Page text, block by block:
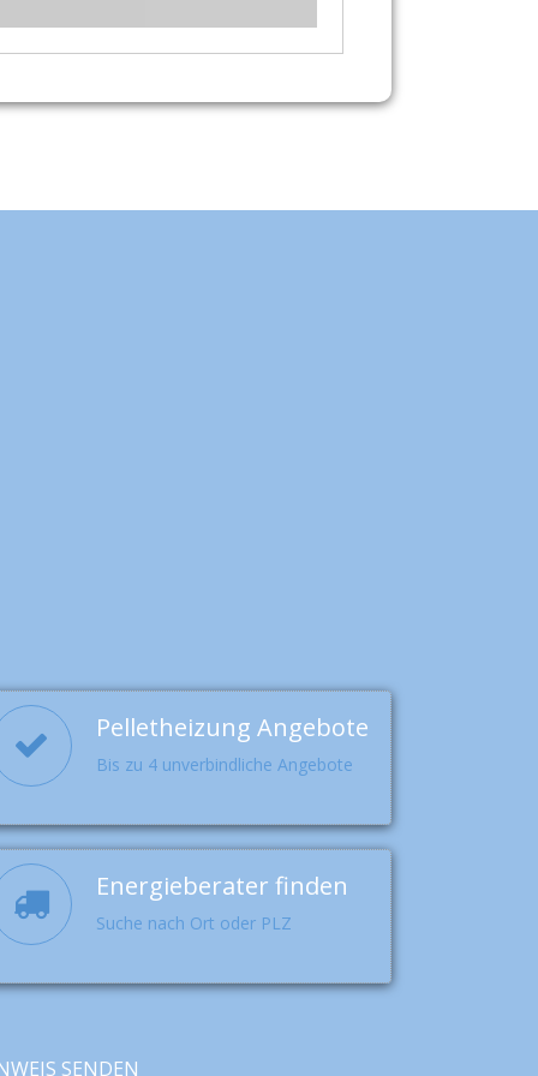
Pelletheizung Angebote
Bis zu 4 unverbindliche Angebote
Energieberater finden
Suche nach Ort oder PLZ
SENDEN